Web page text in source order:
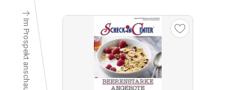
Im Prospekt anschauen